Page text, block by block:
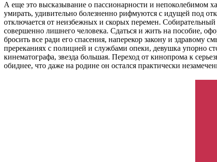
А еще это высказывание о пассионарности и непоколебимом
умирать, удивительно болезненно рифмуются с идущей под
отключается от неизбежных и скорых перемен.
совершенно лишнего человека. Сдаться и жить на пособие,
бросить все ради его спасения, наперекор закону и
пререканиях с полицией и службами опеки, девушка упорно
кинематографа, звезда большая. Переход от кинопрома к
обиднее, что даже на родине он остался практически